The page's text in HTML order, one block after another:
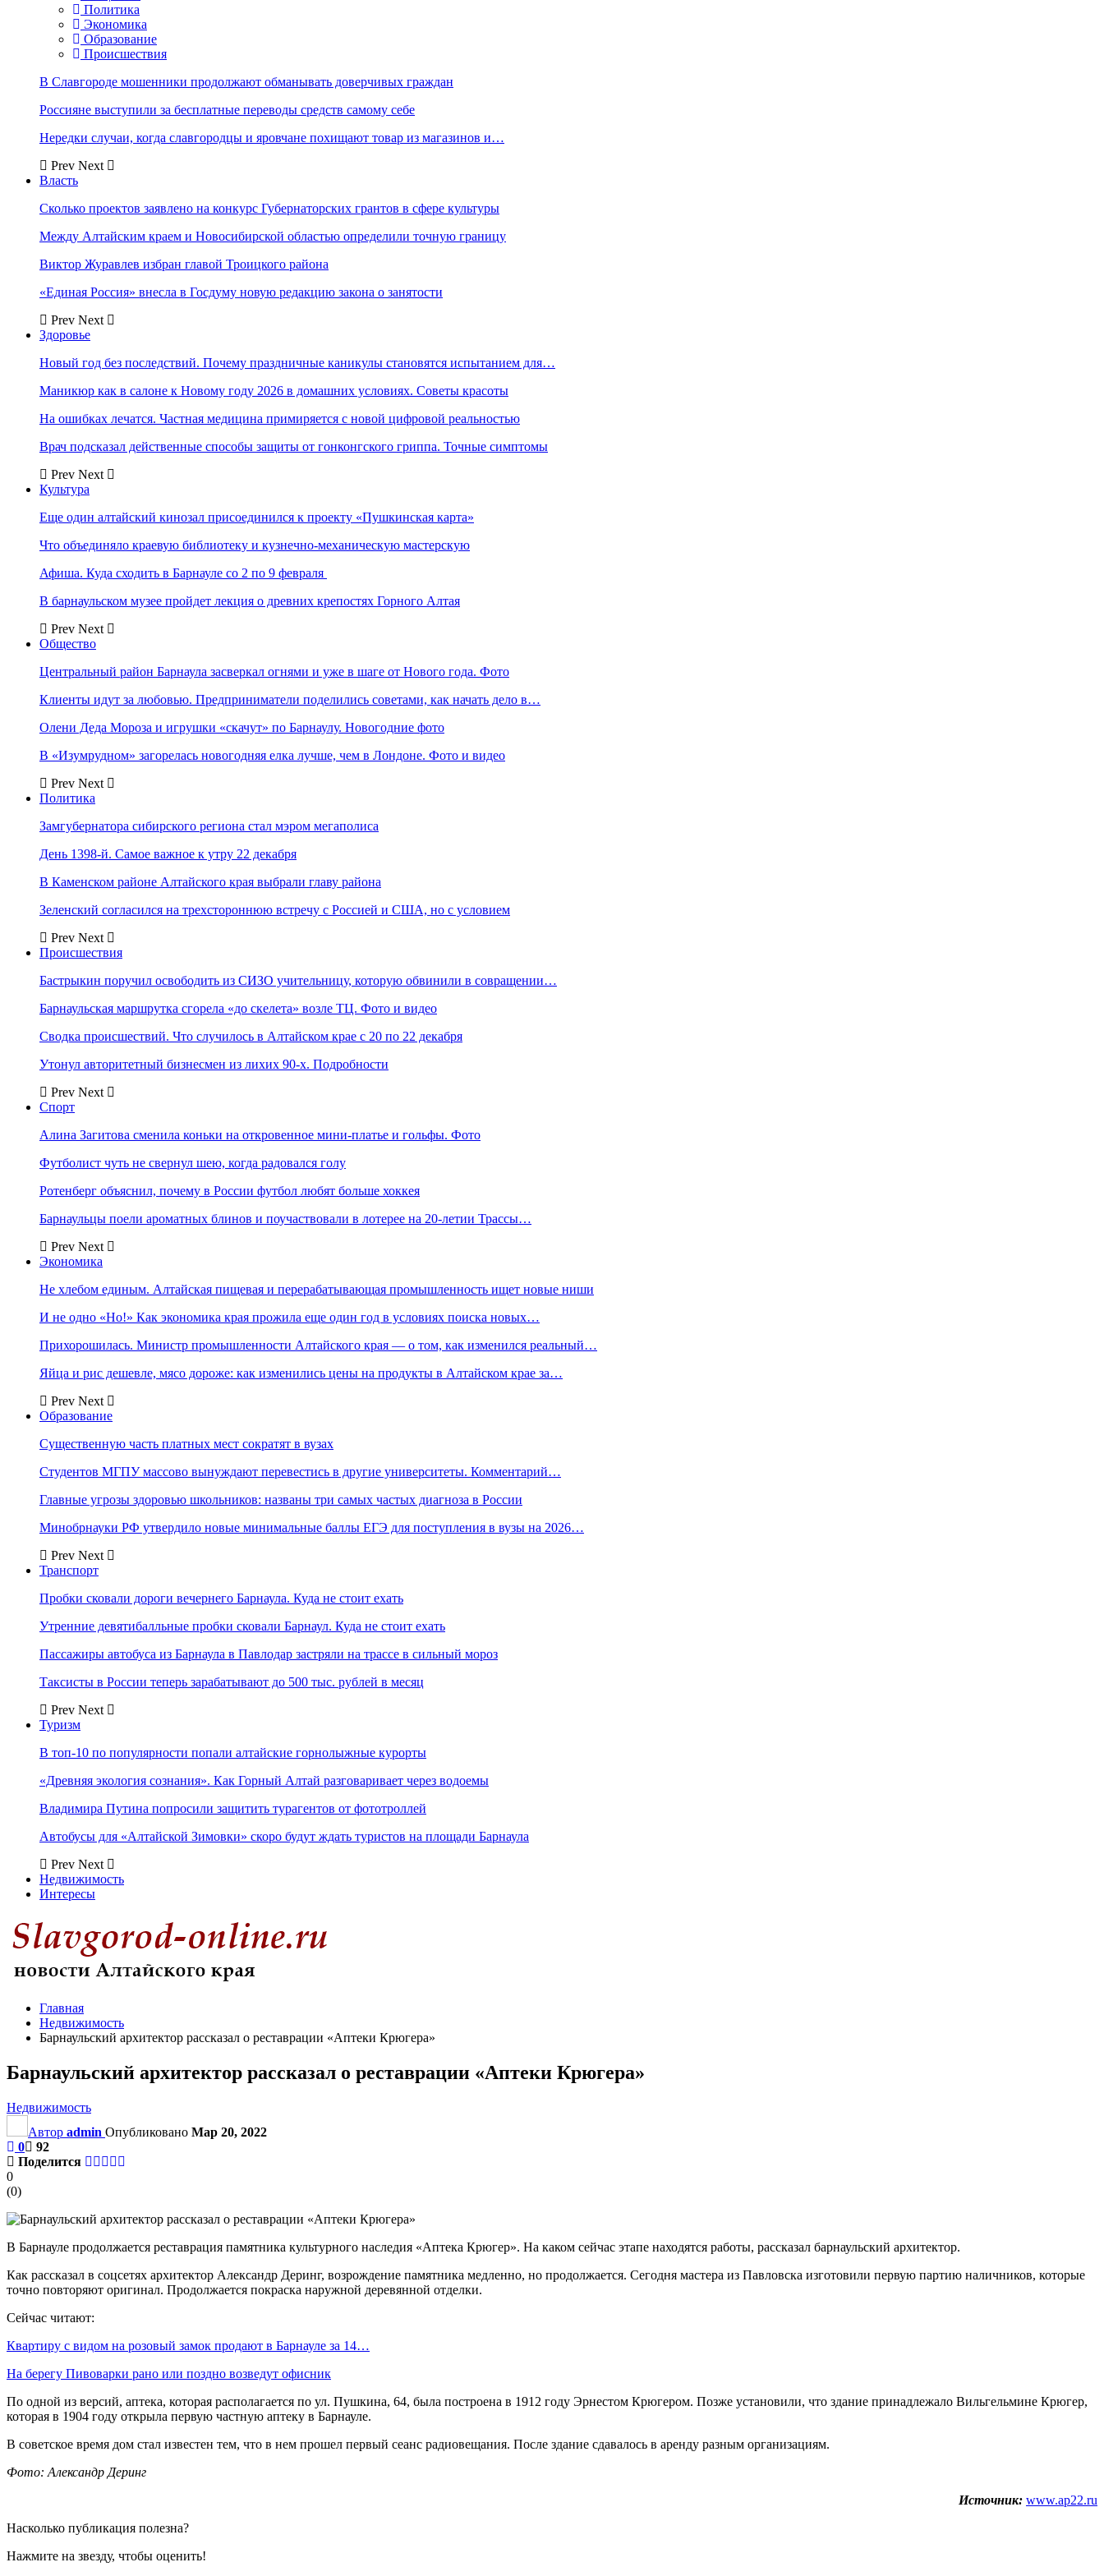
Политика
Экономика
Образование
Происшествия
В Славгороде мошенники продолжают обманывать доверчивых граждан
Россияне выступили за бесплатные переводы средств самому себе
Нередки случаи, когда славгородцы и яровчане похищают товар из магазинов и…
Prev Next
Власть
Сколько проектов заявлено на конкурс Губернаторских грантов в сфере культуры
Между Алтайским краем и Новосибирской областью определили точную границу
Виктор Журавлев избран главой Троицкого района
«Единая Россия» внесла в Госдуму новую редакцию закона о занятости
Prev Next
Здоровье
Новый год без последствий. Почему праздничные каникулы становятся испытанием для…
Маникюр как в салоне к Новому году 2026 в домашних условиях. Советы красоты
На ошибках лечатся. Частная медицина примиряется с новой цифровой реальностью
Врач подсказал действенные способы защиты от гонконгского гриппа. Точные симптомы
Prev Next
Культура
Еще один алтайский кинозал присоединился к проекту «Пушкинская карта»
Что объединяло краевую библиотеку и кузнечно-механическую мастерскую
Афиша. Куда сходить в Барнауле со 2 по 9 февраля
В барнаульском музее пройдет лекция о древних крепостях Горного Алтая
Prev Next
Общество
Центральный район Барнаула засверкал огнями и уже в шаге от Нового года. Фото
Клиенты идут за любовью. Предприниматели поделились советами, как начать дело в…
Олени Деда Мороза и игрушки «скачут» по Барнаулу. Новогодние фото
В «Изумрудном» загорелась новогодняя елка лучше, чем в Лондоне. Фото и видео
Prev Next
Политика
Замгубернатора сибирского региона стал мэром мегаполиса
День 1398-й. Самое важное к утру 22 декабря
В Каменском районе Алтайского края выбрали главу района
Зеленский согласился на трехстороннюю встречу с Россией и США, но с условием
Prev Next
Происшествия
Бастрыкин поручил освободить из СИЗО учительницу, которую обвинили в совращении…
Барнаульская маршрутка сгорела «до скелета» возле ТЦ. Фото и видео
Сводка происшествий. Что случилось в Алтайском крае с 20 по 22 декабря
Утонул авторитетный бизнесмен из лихих 90-х. Подробности
Prev Next
Спорт
Алина Загитова сменила коньки на откровенное мини-платье и гольфы. Фото
Футболист чуть не свернул шею, когда радовался голу
Ротенберг объяснил, почему в России футбол любят больше хоккея
Барнаульцы поели ароматных блинов и поучаствовали в лотерее на 20-летии Трассы…
Prev Next
Экономика
Не хлебом единым. Алтайская пищевая и перерабатывающая промышленность ищет новые ниши
И не одно «Но!» Как экономика края прожила еще один год в условиях поиска новых…
Прихорошилась. Министр промышленности Алтайского края — о том, как изменился реальный…
Яйца и рис дешевле, мясо дороже: как изменились цены на продукты в Алтайском крае за…
Prev Next
Образование
Существенную часть платных мест сократят в вузах
Студентов МГПУ массово вынуждают перевестись в другие университеты. Комментарий…
Главные угрозы здоровью школьников: названы три самых частых диагноза в России
Минобрнауки РФ утвердило новые минимальные баллы ЕГЭ для поступления в вузы на 2026…
Prev Next
Транспорт
Пробки сковали дороги вечернего Барнаула. Куда не стоит ехать
Утренние девятибалльные пробки сковали Барнаул. Куда не стоит ехать
Пассажиры автобуса из Барнаула в Павлодар застряли на трассе в сильный мороз
Таксисты в России теперь зарабатывают до 500 тыс. рублей в месяц
Prev Next
Туризм
В топ-10 по популярности попали алтайские горнолыжные курорты
«Древняя экология сознания». Как Горный Алтай разговаривает через водоемы
Владимира Путина попросили защитить турагентов от фототроллей
Автобусы для «Алтайской Зимовки» скоро будут ждать туристов на площади Барнаула
Prev Next
Недвижимость
Интересы
Главная
Недвижимость
Барнаульский архитектор рассказал о реставрации «Аптеки Крюгера»
Барнаульский архитектор рассказал о реставрации «Аптеки Крюгера»
Недвижимость
Автор admin Опубликовано Мар 20, 2022
0
92
Поделится
0
(0)
В Барнауле продолжается реставрация памятника культурного наследия «Аптека Крюгер». На каком сейчас этапе находятся работы, рассказал барнаульский архитектор.
Как рассказал в соцсетях архитектор Александр Деринг, возрождение памятника медленно, но продолжается. Сегодня мастера из Павловска изготовили первую партию наличников, которые
точно повторяют оригинал. Продолжается покраска наружной деревянной отделки.
Сейчас читают:
Квартиру с видом на розовый замок продают в Барнауле за 14…
На берегу Пивоварки рано или поздно возведут офисник
По одной из версий, аптека, которая располагается по ул. Пушкина, 64, была построена в 1912 году Эрнестом Крюгером. Позже установили, что здание принадлежало Вильгельмине Крюгер,
которая в 1904 году открыла первую частную аптеку в Барнауле.
В советское время дом стал известен тем, что в нем прошел первый сеанс радиовещания. После здание сдавалось в аренду разным организациям.
Фото: Александр Деринг
Источник: www.ap22.ru
Насколько публикация полезна?
Нажмите на звезду, чтобы оценить!